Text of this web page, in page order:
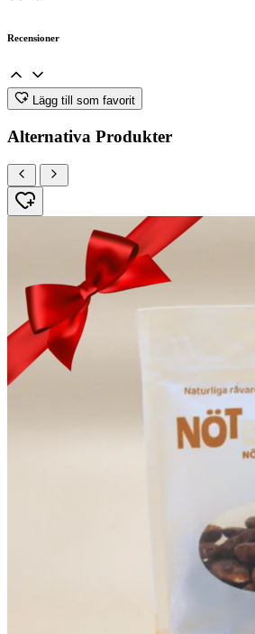
Recensioner
Lägg till som favorit
Alternativa Produkter